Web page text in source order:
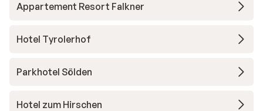
Appartement Resort Falkner
Hotel Tyrolerhof
Parkhotel Sölden
Hotel zum Hirschen